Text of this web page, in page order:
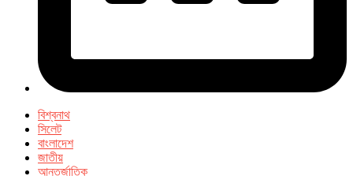
বিশ্বনাথ
সিলেট
বাংলাদেশ
জাতীয়
আন্তর্জাতিক